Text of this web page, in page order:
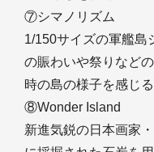
⑦シマノリズム
1/150サイズの軍艦島
の賑わいや祭りなど
時の島の様子を感じ
⑧Wonder Island
新進気鋭の日本画家